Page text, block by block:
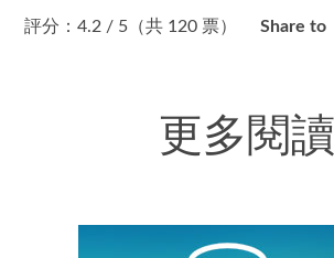
1 5
評分：4.2 / 5（共 120 票） Share to
更多閱讀